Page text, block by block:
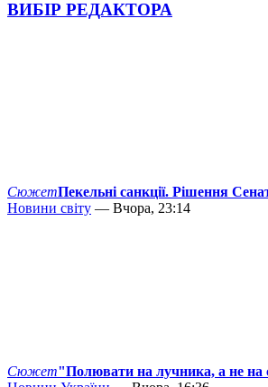
ВИБІР РЕДАКТОРА
СюжетПекельні санкції. Рішення
Новини світу — Вчора, 23:14
Сюжет"Полювати на лучника, а не на